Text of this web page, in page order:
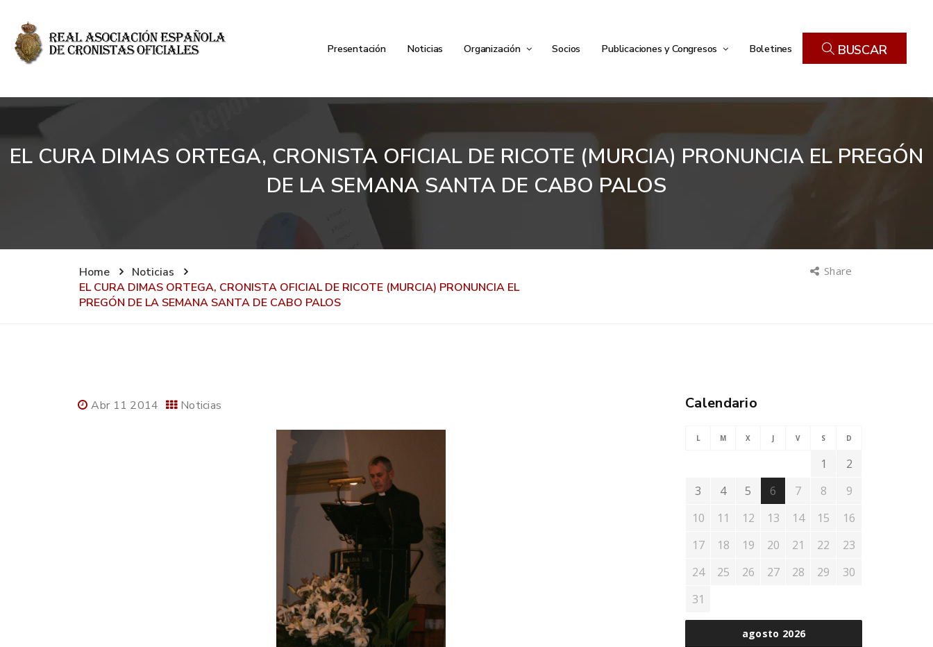
Presentación Noticias Organización Socios Publicaciones y Congresos Boletines BUSCAR
EL CURA DIMAS ORTEGA, CRONISTA OFICIAL DE RICOTE (MURCIA) PRONUNCIA EL PREGÓN
DE LA SEMANA SANTA DE CABO PALOS
Home
Noticias
EL CURA DIMAS ORTEGA, CRONISTA OFICIAL DE RICOTE (MURCIA) PRONUNCIA EL
PREGÓN DE LA SEMANA SANTA DE CABO PALOS
Share
Abr 11 2014 Noticias Calendario
agosto 2026
L M X J V S D
1
2
3
4 5 6 7 8
9
10
11 12 13 14 15
16
17
18 19 20 21 22
23
24
25 26 27 28 29
30
31